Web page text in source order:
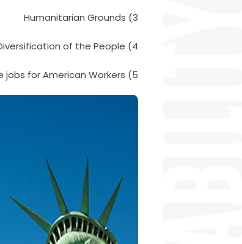
3) Humanitarian Grounds
4) Promoting Diversification of the People
5) Wealthy Immigrants who can bring large sums of money and create jobs for American Workers